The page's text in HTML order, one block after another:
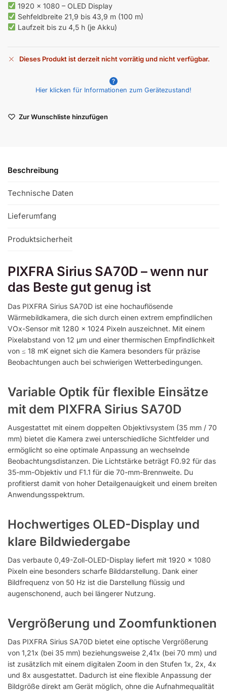
1920 × 1080 – OLED Display
Sehfeldbreite 21,9 bis 43,9 m (100 m)
Laufzeit bis zu 4,5 h (je Akku)
Dieses Produkt ist derzeit nicht vorrätig und nicht verfügbar.
r
v
:
Hier klicken für Informationen zum Gerätezustand!
Zur Wunschliste hinzufügen
Beschreibung
Technische Daten
Lieferumfang
Produktsicherheit
PIXFRA Sirius SA70D – wenn nur
das Beste gut genug ist
Das PIXFRA Sirius SA70D ist eine hochauflösende
Wärmebildkamera, die sich durch einen extrem empfindlichen
VOx-Sensor mit 1280 × 1024 Pixeln auszeichnet. Mit einem
Pixelabstand von 12 µm und einer thermischen Empfindlichkeit
von ≤ 18 mK eignet sich die Kamera besonders für präzise
Beobachtungen auch bei schwierigen Wetterbedingungen.
Variable Optik für flexible Einsätze
mit dem PIXFRA Sirius SA70D
Ausgestattet mit einem doppelten Objektivsystem (35 mm / 70
mm) bietet die Kamera zwei unterschiedliche Sichtfelder und
ermöglicht so eine optimale Anpassung an wechselnde
Beobachtungsdistanzen. Die Lichtstärke beträgt F0.92 für das
35-mm-Objektiv und F1.1 für die 70-mm-Brennweite. Du
profitierst damit von hoher Detailgenauigkeit und einem breiten
Anwendungsspektrum.
Hochwertiges OLED-Display und
klare Bildwiedergabe
Das verbaute 0,49-Zoll-OLED-Display liefert mit 1920 × 1080
Pixeln eine besonders scharfe Bilddarstellung. Dank einer
Bildfrequenz von 50 Hz ist die Darstellung flüssig und
augenschonend, auch bei längerer Nutzung.
Vergrößerung und Zoomfunktionen
Das PIXFRA Sirius SA70D bietet eine optische Vergrößerung
von 1,21x (bei 35 mm) beziehungsweise 2,41x (bei 70 mm) und
ist zusätzlich mit einem digitalen Zoom in den Stufen 1x, 2x, 4x
und 8x ausgestattet. Dadurch ist eine flexible Anpassung der
Bildgröße direkt am Gerät möglich, ohne die Aufnahmequalität